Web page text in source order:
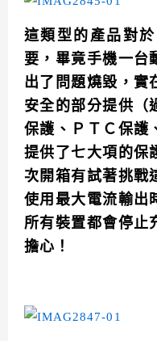
這類型的產品對
要，畢竟手機一台
出了問題燒毀，實
安全的部分提供（
保護、ＰＴＣ保護
提供了七大項的保
次開箱有試著挑戰
使用最大電流輸出
所有裝置都會停止
擔心！